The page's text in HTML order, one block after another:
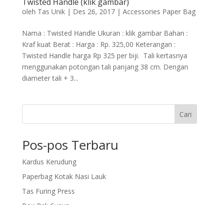
oleh Tas Unik| Des 26, 2017| Accessories Paper Bag
Nama : Twisted Handle Ukuran : klik gambar Bahan :
Kraf kuat Berat : Harga : Rp. 325,00 Keterangan :
Twisted Handle harga Rp 325 per biji. Tali kertasnya
menggunakan potongan tali panjang 38 cm. Dengan
diameter tali + 3...
Cari
Pos-pos Terbaru
Kardus Kerudung
Paperbag Kotak Nasi Lauk
Tas Furing Press